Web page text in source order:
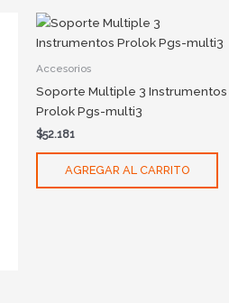
Accesorios
Soporte Multiple 3 Instrumentos
Prolok Pgs-multi3
$52.181
AGREGAR AL CARRITO